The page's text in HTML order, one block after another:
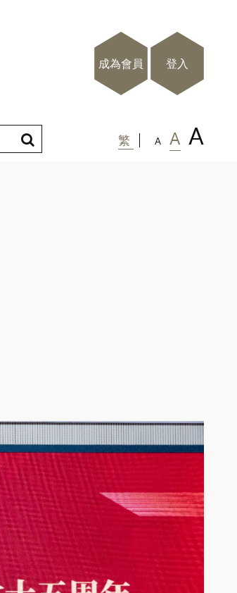
成為會員 登入
繁 A A A